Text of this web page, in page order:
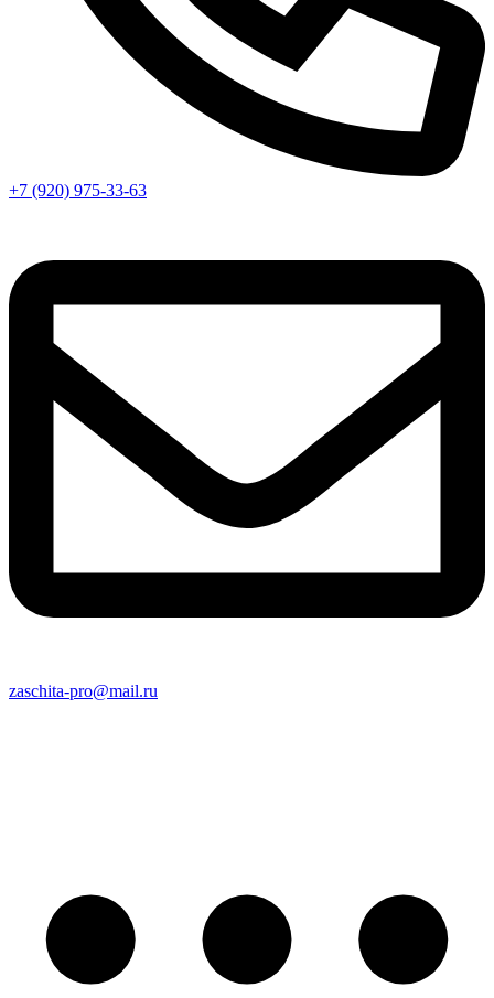
+7 (920) 975-33-63
zaschita-pro@mail.ru